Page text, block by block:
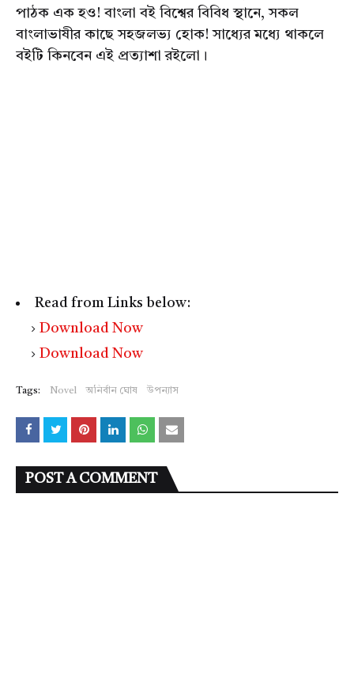
পাঠক এক হও! বাংলা বই বিশ্বের বিবিধ স্থানে, সকল
বাংলাভাষীর কাছে সহজলভ্য হোক! সাধ্যের মধ্যে থাকলে
বইটি কিনবেন এই প্রত্যাশা রইলো।
Read from Links below:
Download Now
Download Now
Tags: Novel অনির্বান ঘোষ উপন্যাস
POST A COMMENT